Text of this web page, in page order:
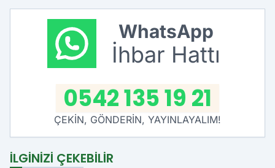
WhatsApp
İhbar Hattı
0542 135 19 21
ÇEKİN, GÖNDERİN, YAYINLAYALIM!
İLGINIZI ÇEKEBILIR